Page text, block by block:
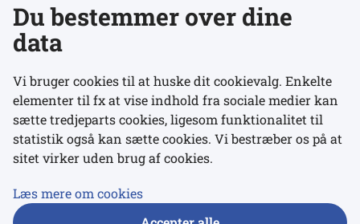
Se alle kontaktnumre
Links
Udgivelser
Du bestemmer over dine
data
Vi bruger cookies til at huske dit cookievalg. Enkelte
elementer til fx at vise indhold fra sociale medier kan
sætte tredjeparts cookies, ligesom funktionalitet til
statistik også kan sætte cookies. Vi bestræber os på at
sitet virker uden brug af cookies.
Læs mere om cookies